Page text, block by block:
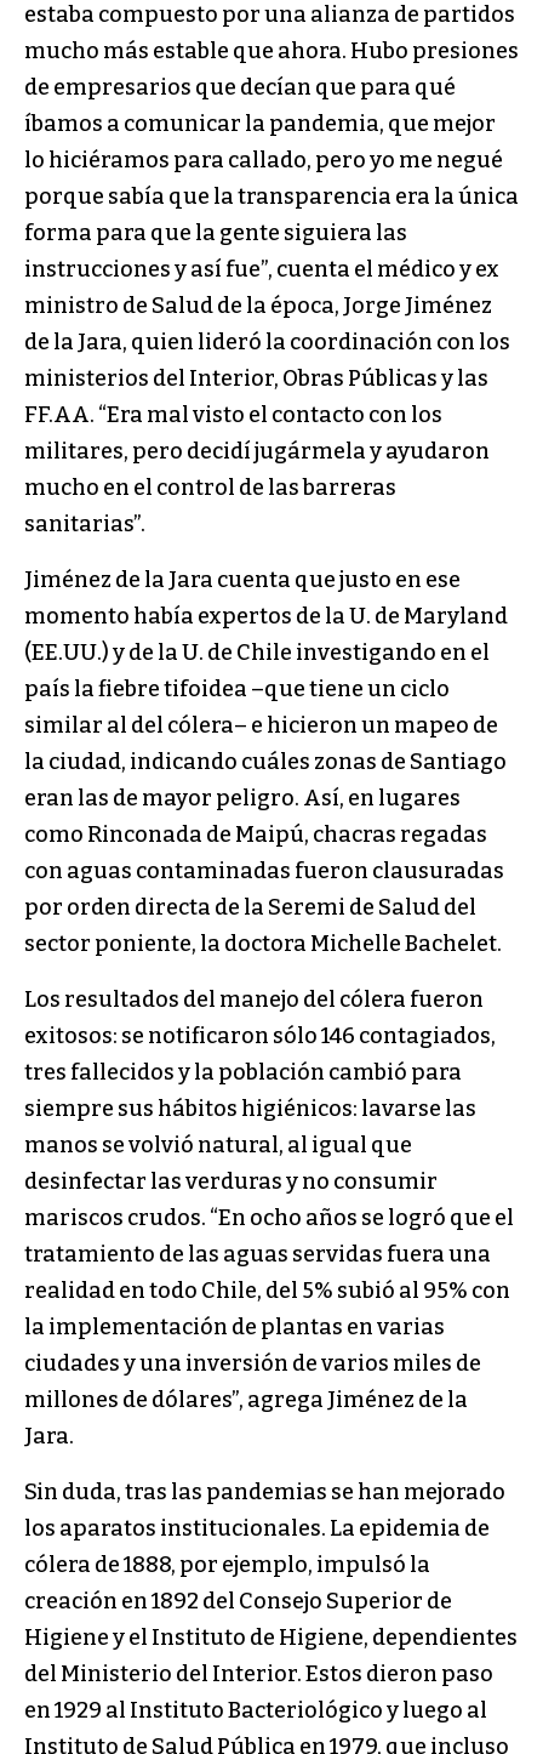
estaba compuesto por una alianza de partidos
mucho más estable que ahora. Hubo presiones
de empresarios que decían que para qué
íbamos a comunicar la pandemia, que mejor
lo hiciéramos para callado, pero yo me negué
porque sabía que la transparencia era la única
forma para que la gente siguiera las
instrucciones y así fue”, cuenta el médico y ex
ministro de Salud de la época, Jorge Jiménez
de la Jara, quien lideró la coordinación con los
ministerios del Interior, Obras Públicas y las
FF.AA. “Era mal visto el contacto con los
militares, pero decidí jugármela y ayudaron
mucho en el control de las barreras
sanitarias”.
Jiménez de la Jara cuenta que justo en ese
momento había expertos de la U. de Maryland
(EE.UU.) y de la U. de Chile investigando en el
país la fiebre tifoidea –que tiene un ciclo
similar al del cólera– e hicieron un mapeo de
la ciudad, indicando cuáles zonas de Santiago
eran las de mayor peligro. Así, en lugares
como Rinconada de Maipú, chacras regadas
con aguas contaminadas fueron clausuradas
por orden directa de la Seremi de Salud del
sector poniente, la doctora Michelle Bachelet.
Los resultados del manejo del cólera fueron
exitosos: se notificaron sólo 146 contagiados,
tres fallecidos y la población cambió para
siempre sus hábitos higiénicos: lavarse las
manos se volvió natural, al igual que
desinfectar las verduras y no consumir
mariscos crudos. “En ocho años se logró que el
tratamiento de las aguas servidas fuera una
realidad en todo Chile, del 5% subió al 95% con
la implementación de plantas en varias
ciudades y una inversión de varios miles de
millones de dólares”, agrega Jiménez de la
Jara.
Sin duda, tras las pandemias se han mejorado
los aparatos institucionales. La epidemia de
cólera de 1888, por ejemplo, impulsó la
creación en 1892 del Consejo Superior de
Higiene y el Instituto de Higiene, dependientes
del Ministerio del Interior. Estos dieron paso
en 1929 al Instituto Bacteriológico y luego al
Instituto de Salud Pública en 1979, que incluso